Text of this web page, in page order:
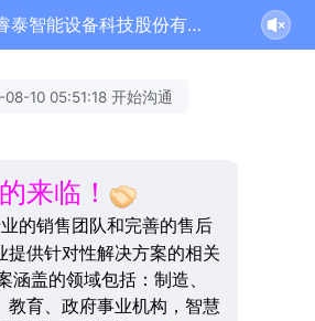
广州睿泰智能设备科技股份有限公司正在为您服务
08-10 05:51:18 开始沟通
来临！
的销售团队和完善的售后
提供针对性解决方案的相关
涵盖的领域包括：制造、
教育、政府事业机构，智慧